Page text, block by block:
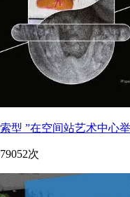
型 ”在空间站艺术中心
次